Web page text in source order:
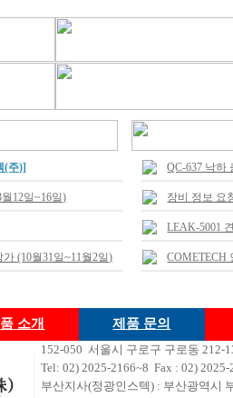
(주)]
12일~16일)
(10월31일~11월2일)
QC-637 낙하
장비 정보 요
LEAK-5001
COMETECH
소개 제품 문의
152-050 서울시 구로구 구로동 212-
Tel: 02) 2025-2166~8 Fax : 02)
부산지사(정광인스텍) : 부산광역시